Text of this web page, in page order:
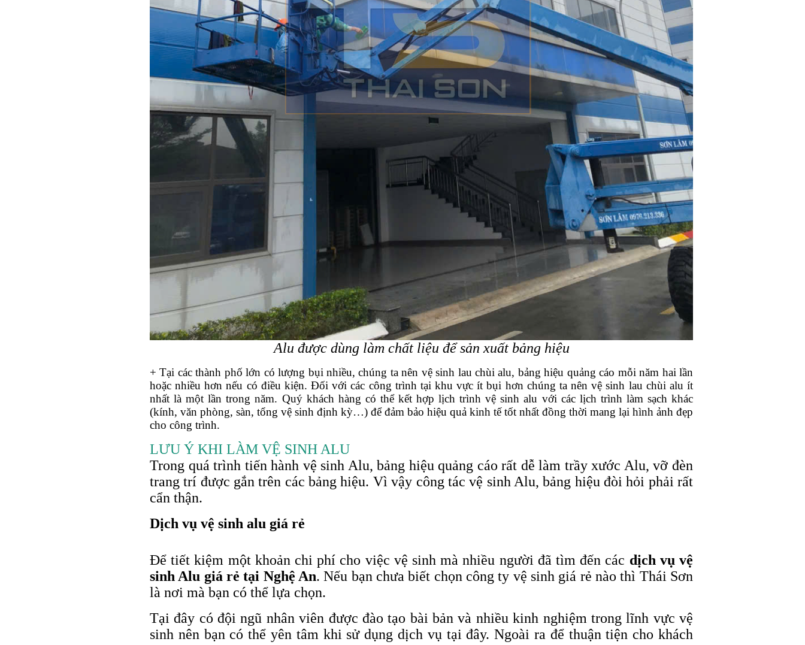
Alu được dùng làm chất liệu để sản xuất bảng hiệu
+ Tại các thành phố lớn có lượng bụi nhiều, chúng ta nên vệ sinh lau chùi alu, bảng hiệu quảng cáo mỗi năm hai lần
hoặc nhiều hơn nếu có điều kiện. Đối với các công trình tại khu vực ít bụi hơn chúng ta nên vệ sinh lau chùi alu ít
nhất là một lần trong năm. Quý khách hàng có thể kết hợp lịch trình vệ sinh alu với các lịch trình làm sạch khác
(kính, văn phòng, sàn, tổng vệ sinh định kỳ…) để đảm bảo hiệu quả kinh tế tốt nhất đồng thời mang lại hình ảnh đẹp
cho công trình.
LƯU Ý KHI LÀM VỆ SINH ALU
Trong quá trình tiến hành vệ sinh Alu, bảng hiệu quảng cáo rất dễ làm trầy xước Alu, vỡ đèn
trang trí được gắn trên các bảng hiệu. Vì vậy công tác vệ sinh Alu, bảng hiệu đòi hỏi phải rất
cẩn thận.
Dịch vụ vệ sinh alu giá rẻ
Để tiết kiệm một khoản chi phí cho việc vệ sinh mà nhiều người đã tìm đến các dịch vụ vệ
sinh Alu giá rẻ tại Nghệ An. Nếu bạn chưa biết chọn công ty vệ sinh giá rẻ nào thì Thái Sơn
là nơi mà bạn có thể lựa chọn.
Tại đây có đội ngũ nhân viên được đào tạo bài bản và nhiều kinh nghiệm trong lĩnh vực vệ
sinh nên bạn có thể yên tâm khi sử dụng dịch vụ tại đây. Ngoài ra để thuận tiện cho khách